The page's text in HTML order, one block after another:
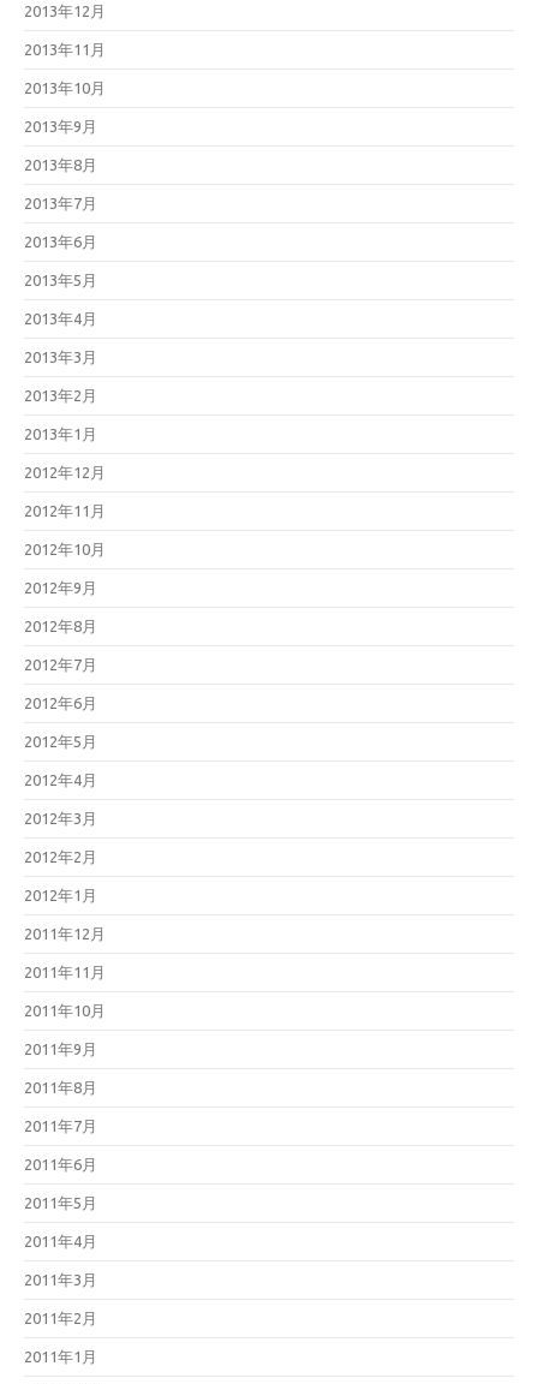
2013年12月
2013年11月
2013年10月
2013年9月
2013年8月
2013年7月
2013年6月
2013年5月
2013年4月
2013年3月
2013年2月
2013年1月
2012年12月
2012年11月
2012年10月
2012年9月
2012年8月
2012年7月
2012年6月
2012年5月
2012年4月
2012年3月
2012年2月
2012年1月
2011年12月
2011年11月
2011年10月
2011年9月
2011年8月
2011年7月
2011年6月
2011年5月
2011年4月
2011年3月
2011年2月
2011年1月